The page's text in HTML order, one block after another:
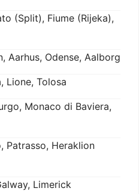
(Split), Fiume (Rijeka),
Aarhus, Odense, Aalborg
Lione, Tolosa
Monaco di Baviera,
Patrasso, Heraklion
Limerick